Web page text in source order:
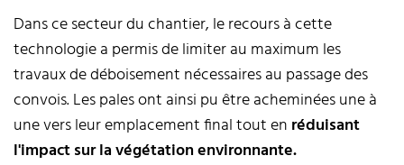
Dans ce secteur du chantier, le recours à cette
technologie a permis de limiter au maximum les
travaux de déboisement nécessaires au passage des
convois. Les pales ont ainsi pu être acheminées une à
une vers leur emplacement final tout en réduisant
l'impact sur la végétation environnante.